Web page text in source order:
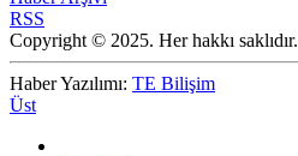
RSS
Copyright © 2025. Her hakkı saklıdır.
Haber Yazılımı: TE Bilişim
Üst